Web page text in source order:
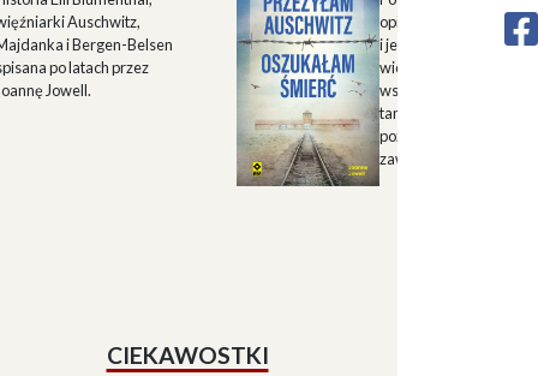
Auschwitz,
i Bergen-Belsen
po latach przez
Jowell.
opisu historii Górnego
i jego mieszkańców w
wieku oraz zapisu
wspomnień
tamtych terenów, które
pozwalają lepiej
zawiłe koleje losu
CIEKAWOSTKI